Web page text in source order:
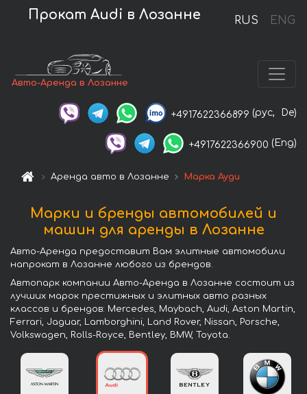
RUS ENG
Прокат Audi в Лозанне
Авто-Аренда в Лозанне
+4917622366899 (рус, De)
+4917622366900 (Eng)
Аренда авто в Лозанне Марка Ауди
Марки и бренды автомобилей и
машин для аренды в Лозанне
Авто-Аренда предоставит Вам элитные автомобили
напрокат в Лозанне любого из брендов.
Автопарк компании Авто-Аренда в Лозанне состоит из
лучших марок престижных и элитных авто разных
классов и брендов: Mercedes, Maybach, Audi, Aston Martin,
Ferrari, Jaguar, Lamborghini, Land Rover, Nissan, Porsche,
Volkswagen, Rolls-Royce, Bentley, BMW, Toyota.